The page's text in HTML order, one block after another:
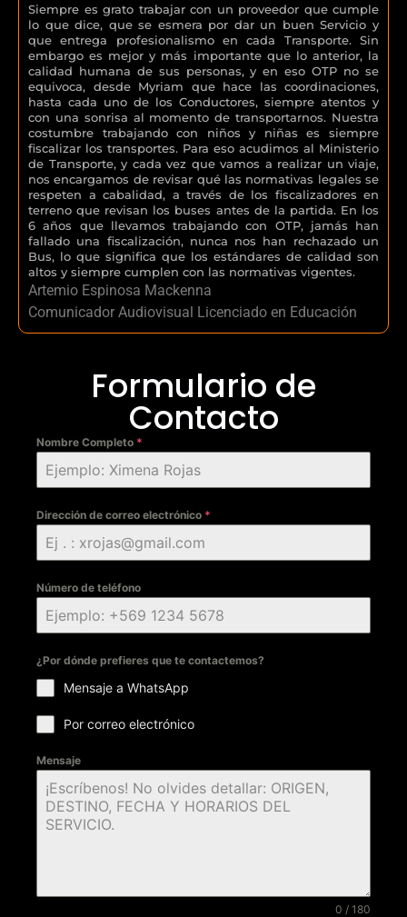
Siempre es grato trabajar con un proveedor que cumple
lo que dice, que se esmera por dar un buen Servicio y
que entrega profesionalismo en cada Transporte. Sin
embargo es mejor y más importante que lo anterior, la
calidad humana de sus personas, y en eso OTP no se
equivoca, desde Myriam que hace las coordinaciones,
hasta cada uno de los Conductores, siempre atentos y
con una sonrisa al momento de transportarnos. Nuestra
costumbre trabajando con niños y niñas es siempre
fiscalizar los transportes. Para eso acudimos al Ministerio
de Transporte, y cada vez que vamos a realizar un viaje,
nos encargamos de revisar qué las normativas legales se
respeten a cabalidad, a través de los fiscalizadores en
terreno que revisan los buses antes de la partida. En los
6 años que llevamos trabajando con OTP, jamás han
fallado una fiscalización, nunca nos han rechazado un
Bus, lo que significa que los estándares de calidad son
altos y siempre cumplen con las normativas vigentes.
Artemio Espinosa Mackenna
Comunicador Audiovisual Licenciado en Educación
Formulario de
Contacto
Nombre Completo *
Dirección de correo electrónico *
Número de teléfono
¿Por dónde prefieres que te contactemos?
Mensaje a WhatsApp
Por correo electrónico
Mensaje
0 / 180